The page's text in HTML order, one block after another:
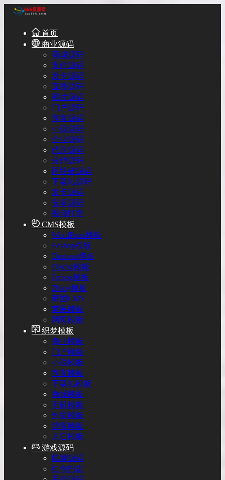
首页
商业源码
商城源码
支付源码
发卡源码
直播源码
图片源码
门户源码
淘客源码
小说源码
企业源码
代刷源码
分销源码
区块链源码
下载站源码
发卡源码
安卓源码
视频打赏
CMS模板
WordPress模板
Ecshop模板
Destoon模板
Discuz模板
Emlog模板
Zblog模板
帝国CMS
苹果模板
网页模板
织梦模板
商业模板
门户模板
小说模板
淘客模板
下载站模板
商城模板
手机模板
外贸模板
博客模板
其它模板
游戏源码
棋牌源码
红包扫雷